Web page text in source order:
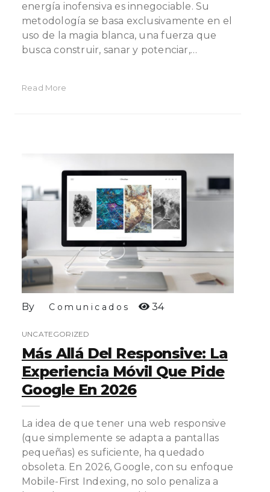
energía inofensiva es innegociable. Su
metodología se basa exclusivamente en el
uso de la magia blanca, una fuerza que
busca construir, sanar y potenciar,…
Read More
By Comunicados 34
UNCATEGORIZED
Más Allá Del Responsive: La
Experiencia Móvil Que Pide
Google En 2026
La idea de que tener una web responsive
(que simplemente se adapta a pantallas
pequeñas) es suficiente, ha quedado
obsoleta. En 2026, Google, con su enfoque
Mobile-First Indexing, no solo penaliza a